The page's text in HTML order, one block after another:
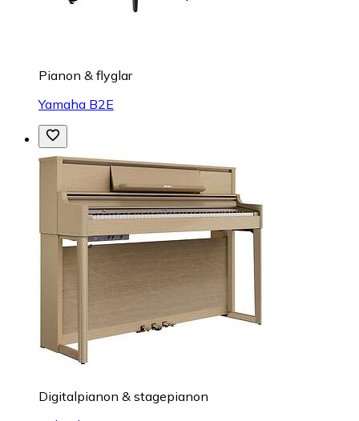
Pianon & flyglar
Yamaha B2E
Digitalpianon & stagepianon